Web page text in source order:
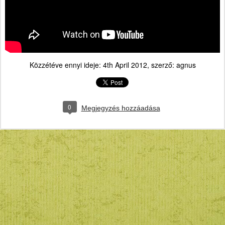
Közzétéve ennyi ideje: 4th April 2012, szerző: agnus
0 Megjegyzés hozzáadása